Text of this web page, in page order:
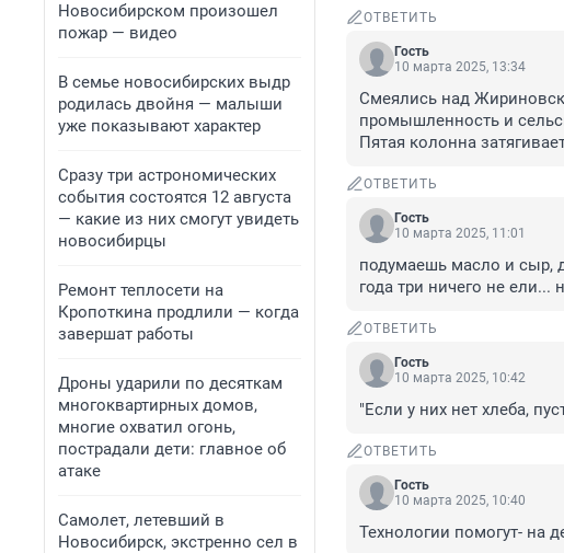
Новосибирском произошел
пожар — видео
В семье новосибирских выдр
родилась двойня — малыши
уже показывают характер
Сразу три астрономических
события состоятся 12 августа
— какие из них смогут увидеть
новосибирцы
Ремонт теплосети на
Кропоткина продлили — когда
завершат работы
Дроны ударили по десяткам
многоквартирных домов,
многие охватил огонь,
пострадали дети: главное об
атаке
Самолет, летевший в
Новосибирск, экстренно сел в
ОТВЕТИТЬ
Гость
10 марта 2025, 13:34
Смеялись над
промышленность и
Пятая колонна
ОТВЕТИТЬ
Гость
10 марта 2025, 11:01
подумаешь масло и сыр,
года три ничего не ели...
ОТВЕТИТЬ
Гость
10 марта 2025, 10:42
"Если у них нет хлеба,
ОТВЕТИТЬ
Гость
10 марта 2025, 10:40
Технологии помогут- на